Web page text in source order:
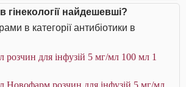
гінекології найдешевші?
в категорії антибіотики в
розчин для інфузій 5 мг/мл 100 мл 1
Новофарм розчин для інфузій 5 мг/мл